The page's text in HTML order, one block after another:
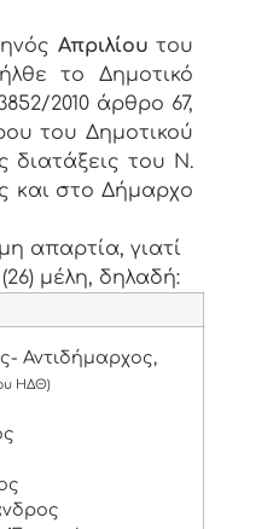
Απριλίου του
το Δημοτικό
2010 άρθρο 67,
του Δημοτικού
διατάξεις του Ν.
και στο Δήμαρχο
απαρτία, γιατί
μέλη, δηλαδή:
Αντιδήμαρχος,
ΗΔΘ)